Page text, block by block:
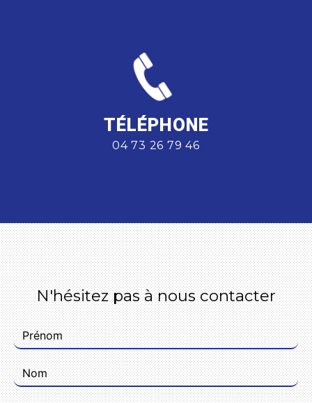
TÉLÉPHONE
04 73 26 79 46
N'hésitez pas à nous contacter